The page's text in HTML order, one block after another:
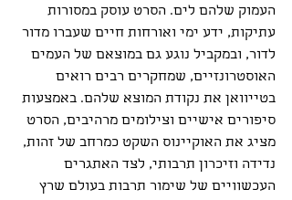
העמוק שלהם לים. הסרט עוסק במסורות
עתיקות, ידע ימי ואורחות חיים שעברו מדור
לדור, ובמקביל נוגע גם במוצאם של העמים
האוסטרונזיים, שמחקרים רבים רואים
בטייוואן את נקודת המוצא שלהם. באמצעות
סיפורים אישיים וצילומים מרהיבים, הסרט
מציג את האוקיינוס השקט כמרחב של זהות,
נדידה וזיכרון תרבותי, לצד האתגרים
העכשוויים של שימור תרבות בעולם שרץ